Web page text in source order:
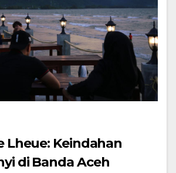
Lheue: Keindahan
di Banda Aceh